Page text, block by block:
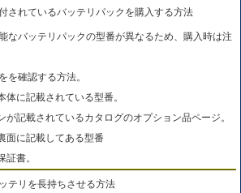
されているバッテリパックを購入する方法
なバッテリパックの型番が異なるため、購入時は注
を確認する方法。
体に記載されている型番。
が記載されているカタログのオプション品ページ。
面に記載してある型番
書。
テリを長持ちさせる方法